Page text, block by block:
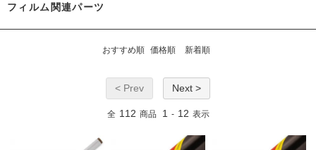
フィルム関連パーツ
おすすめ順 価格順 新着順
< Prev Next >
全 112 商品 1 - 12 表示